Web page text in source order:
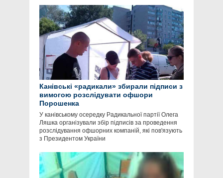
Канівські «радикали» збирали підписи з
вимогою розслідувати офшори
Порошенка
У канівському осередку Радикальної партії Олега
Ляшка організували збір підписів за проведення
розслідування офшорних компаній, які пов'язують
з Президентом України